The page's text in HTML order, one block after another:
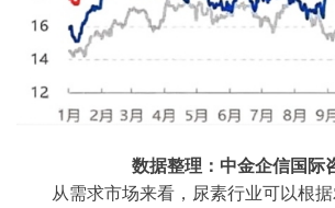
数据整理：中金企信国际
从需求市场来看，尿素行业可以根